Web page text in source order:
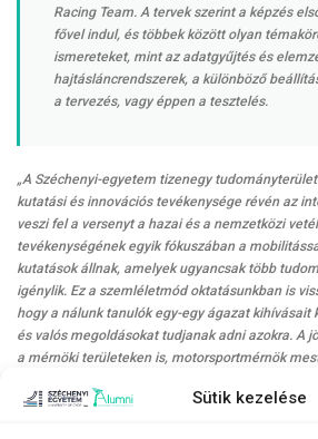
Sütik kezelése
Racing Team. A tervek szerint a képzés
fővel indul, és többek között olyan
ismereteket, mint az adatgyűjtés és
hajtásláncrendszerek, a különböző
a tervezés, vagy éppen a tesztelés.
„A Széchenyi-egyetem tizenegy
kutatási és innovációs tevékenysége révén az
veszi fel a versenyt a hazai és a nemzetközi
tevékenységének egyik fókuszában a
kutatások állnak, amelyek ugyancsak több
igénylik. Ez a szemléletmód oktatásunkban is
hogy a nálunk tanulók egy-egy ágazat kihívásait
és valós megoldásokat tudjanak adni azokra. A
a mérnöki területeken is, motorsportmérnök
hallgatóink a szakma nemzetközileg elismert, a